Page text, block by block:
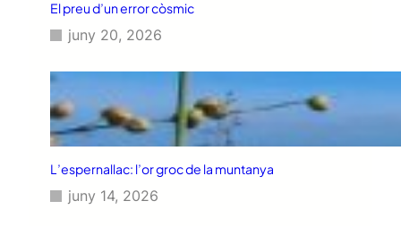
El preu d’un error còsmic
juny 20, 2026
L’espernallac: l’or groc de la muntanya
juny 14, 2026